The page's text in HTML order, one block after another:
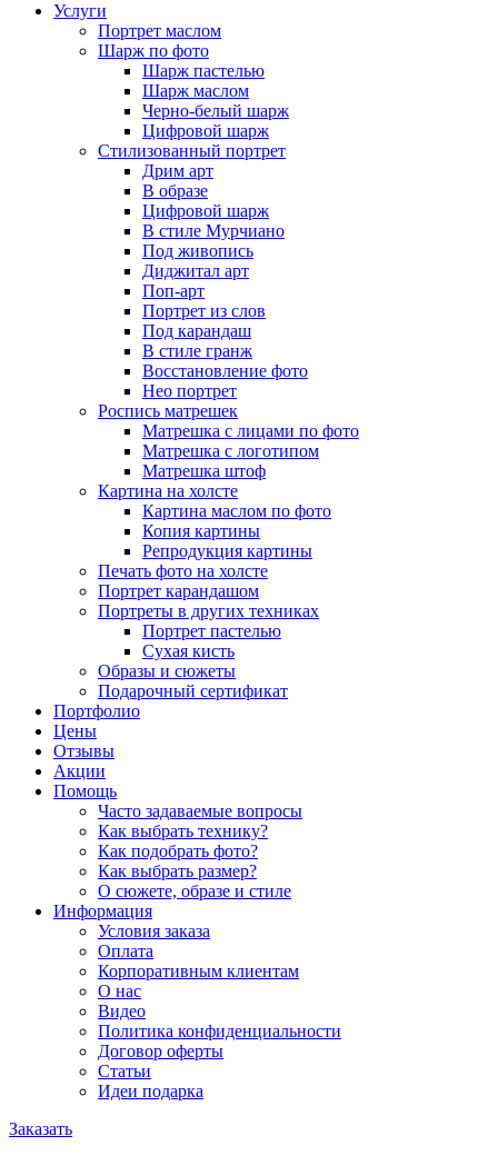
Услуги
Портрет маслом
Шарж по фото
Шарж пастелью
Шарж маслом
Черно-белый шарж
Цифровой шарж
Стилизованный портрет
Дрим арт
В образе
Цифровой шарж
В стиле Мурчиано
Под живопись
Диджитал арт
Поп-арт
Портрет из слов
Под карандаш
В стиле гранж
Восстановление фото
Нео портрет
Роспись матрешек
Матрешка с лицами по фото
Матрешка с логотипом
Матрешка штоф
Картина на холсте
Картина маслом по фото
Копия картины
Репродукция картины
Печать фото на холсте
Портрет карандашом
Портреты в других техниках
Портрет пастелью
Сухая кисть
Образы и сюжеты
Подарочный сертификат
Портфолио
Цены
Отзывы
Акции
Помощь
Часто задаваемые вопросы
Как выбрать технику?
Как подобрать фото?
Как выбрать размер?
О сюжете, образе и стиле
Информация
Условия заказа
Оплата
Корпоративным клиентам
О нас
Видео
Политика конфиденциальности
Договор оферты
Статьи
Идеи подарка
Заказать